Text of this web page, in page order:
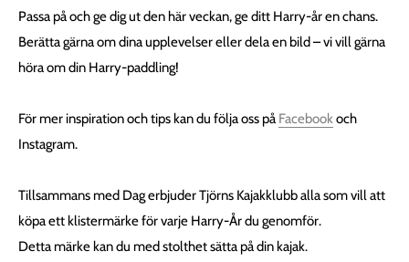
Passa på och ge dig ut den här veckan, ge ditt Harry-år en chans.
Berätta gärna om dina upplevelser eller dela en bild – vi vill gärna
höra om din Harry-paddling!
För mer inspiration och tips kan du följa oss på Facebookoch
Instagram.
Tillsammans med Dag erbjuder Tjörns Kajakklubb alla som vill att
köpa ett klistermärke för varje Harry-År du genomför.
Detta märke kan du med stolthet sätta på din kajak.